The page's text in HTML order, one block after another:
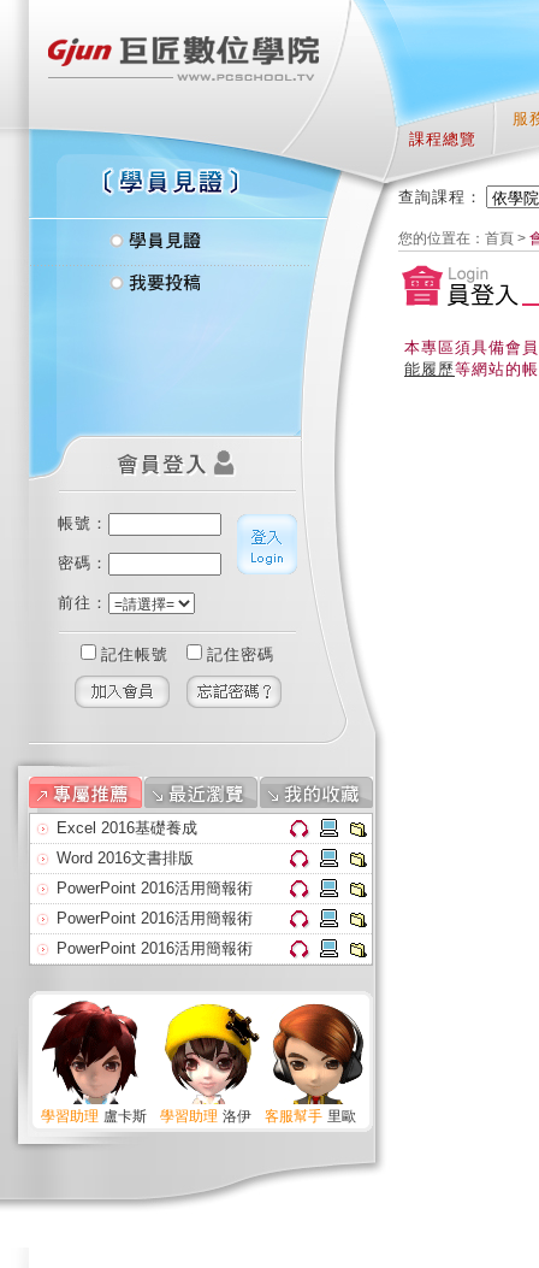
課程總覽
服
查詢課程：
Excel 2016基礎養成
Word 2016文書排版
PowerPoint 2016活用簡報術
PowerPoint 2016活用簡報術
PowerPoint 2016活用簡報術
Excel職場必學函數應用(上)
Java SE程式語言基礎(上)
Java SE程式語言基礎(上)
Python入門
Python入門
學習助理 盧卡斯 學習助理 洛伊 客服幫手 里歐
您的位置在： 首頁 >
本專區須具備會
能履歷等網站的
帳號：
密碼：
前往：
記住帳號 記住密碼